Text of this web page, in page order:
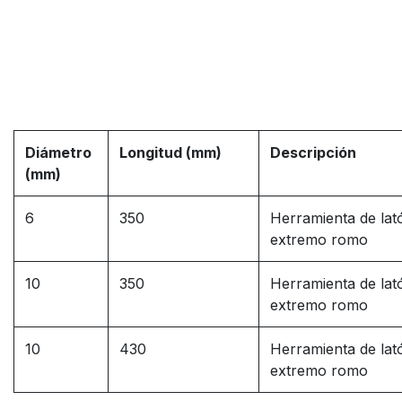
Diámetro
(mm)
Longitud (mm) Descripción
6 350
Herramienta de
extremo romo
10 350
Herramienta de
extremo romo
10 430
Herramienta de
extremo romo